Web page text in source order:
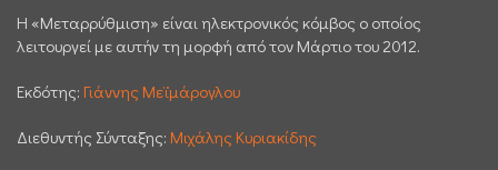
H «Μεταρρύθμιση» είναι ηλεκτρονικός κόμβος ο οποίος
λειτουργεί με αυτήν τη μορφή από τον Μάρτιο του 2012.
Εκδότης: Γιάννης Μεϊμάρογλου
Διεθυντής Σύνταξης: Μιχάλης Κυριακίδης